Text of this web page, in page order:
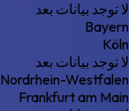
لا توجد بيانات بعد
Bayern
Köln
لا توجد بيانات بعد
Nordrhein-Westfalen
Frankfurt am Main